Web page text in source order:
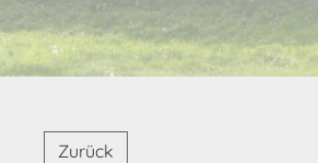
Zurück